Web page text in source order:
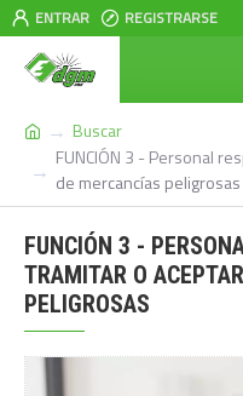
ENTRAR REGISTRARSE
Buscar
FUNCIÓN 3 - Personal
de mercancías peligrosas
FUNCIÓN 3 -
TRAMITAR O
PELIGROSAS